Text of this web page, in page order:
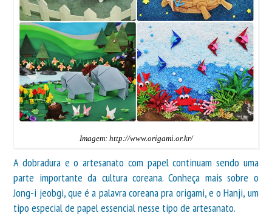
Imagem: http://www.origami.or.kr/
A dobradura e o artesanato com papel continuam sendo uma
parte importante da cultura coreana. Conheça mais sobre o
Jong-i jeobgi, que é a palavra coreana pra origami, e o Hanji, um
tipo especial de papel essencial nesse tipo de artesanato.